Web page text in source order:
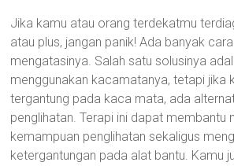
Jika kamu atau orang terdekatmu
atau plus, jangan panik! Ada banyak
mengatasinya. Salah satu solusinya
menggunakan kacamatanya, tetapi jika
tergantung pada kaca mata, ada
penglihatan. Terapi ini dapat membantu
kemampuan penglihatan sekaligus
ketergantungan pada alat bantu. Kamu